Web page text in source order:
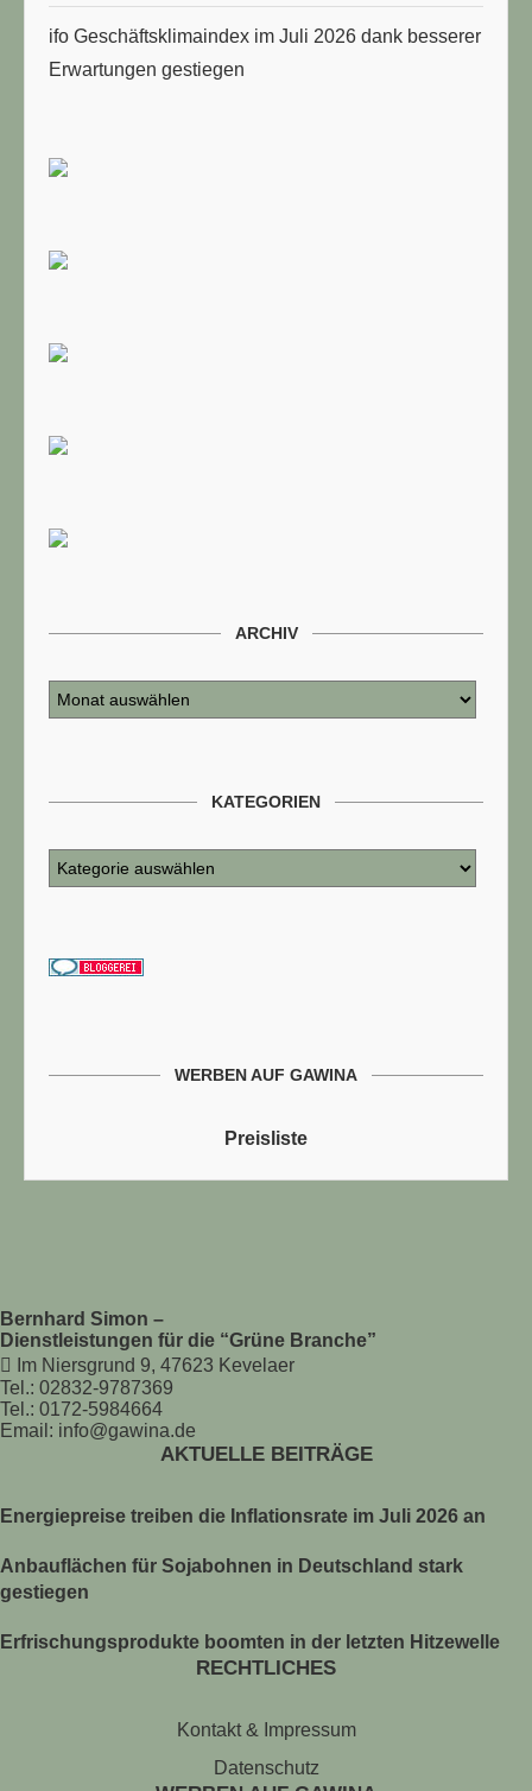
ifo Geschäftsklimaindex im Juli 2026 dank besserer
Erwartungen gestiegen
ARCHIV
KATEGORIEN
WERBEN AUF GAWINA
Preisliste
Bernhard Simon –
Dienstleistungen für die “Grüne Branche”
Im Niersgrund 9, 47623 Kevelaer
Tel.: 02832-9787369
Tel.: 0172-5984664
Email: info@gawina.de
AKTUELLE BEITRÄGE
Energiepreise treiben die Inflationsrate im Juli 2026 an
Anbauflächen für Sojabohnen in Deutschland stark
gestiegen
Erfrischungsprodukte boomten in der letzten Hitzewelle
RECHTLICHES
Kontakt & Impressum
Datenschutz